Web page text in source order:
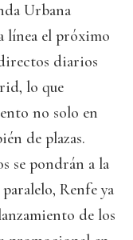
Urbana
línea el próximo
diarios
lo que
no solo en
de plazas.
se pondrán a la
Renfe ya
de los